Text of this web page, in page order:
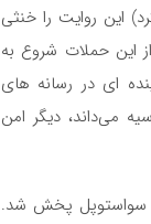
روسیه کرد) این روایت را خنثی
این حملات شروع به
ای در رسانه های
می‌داند، دیگر امن
سواستوپل پخش شد.